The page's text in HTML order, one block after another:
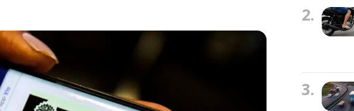
2.
3.